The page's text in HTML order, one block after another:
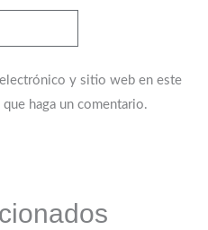
y sitio web en este
haga un comentario.